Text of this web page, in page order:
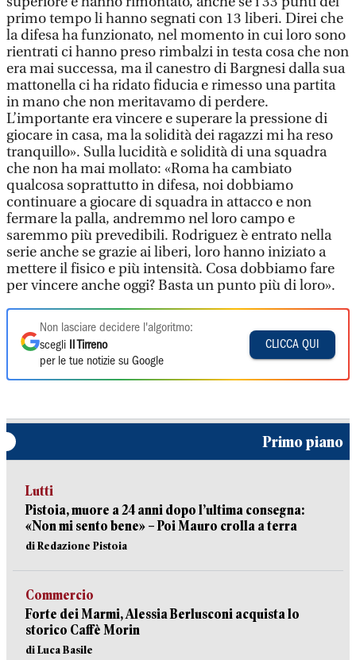
primo tempo li hanno segnati con 13 liberi. Direi che
la difesa ha funzionato, nel momento in cui loro sono
rientrati ci hanno preso rimbalzi in testa cosa che non
era mai successa, ma il canestro di Bargnesi dalla sua
mattonella ci ha ridato fiducia e rimesso una partita
in mano che non meritavamo di perdere.
L’importante era vincere e superare la pressione di
giocare in casa, ma la solidità dei ragazzi mi ha reso
tranquillo». Sulla lucidità e solidità di una squadra
che non ha mai mollato: «Roma ha cambiato
qualcosa soprattutto in difesa, noi dobbiamo
continuare a giocare di squadra in attacco e non
fermare la palla, andremmo nel loro campo e
saremmo più prevedibili. Rodriguez è entrato nella
serie anche se grazie ai liberi, loro hanno iniziato a
mettere il fisico e più intensità. Cosa dobbiamo fare
per vincere anche oggi? Basta un punto più di loro».
Non lasciare decidere l'algoritmo:
scegli
Il Tirreno
per le tue notizie su Google
CLICCA QUI
Primo piano
Lutti
Pistoia, muore a 24 anni dopo l’ultima consegna:
«Non mi sento bene» – Poi Mauro crolla a terra
di Redazione Pistoia
Commercio
Forte dei Marmi, Alessia Berlusconi acquista lo
storico Caffè Morin
di Luca Basile